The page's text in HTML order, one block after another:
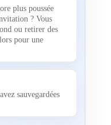
plus poussée
? Vous
ou retirer des
pour une
sauvegardées